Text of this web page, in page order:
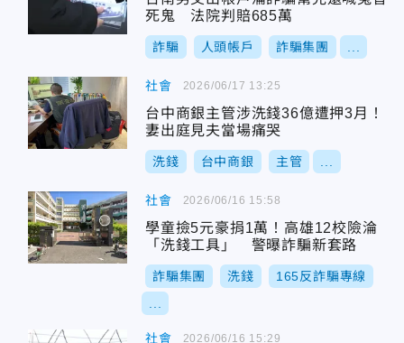
死鬼 法院判賠685萬
詐騙 人頭帳戶 詐騙集團
社會
台中商銀主管涉洗錢36億遭押3月！
妻出庭見夫當場痛哭
洗錢 台中商銀 主管
2026/06/17 13:25
社會
學童撿5元豪捐1萬！高雄12校險淪
「洗錢工具」 警曝詐騙新套路
詐騙集團 洗錢 165反詐騙專線
2026/06/16 15:58
社會 2026/06/16 15:29